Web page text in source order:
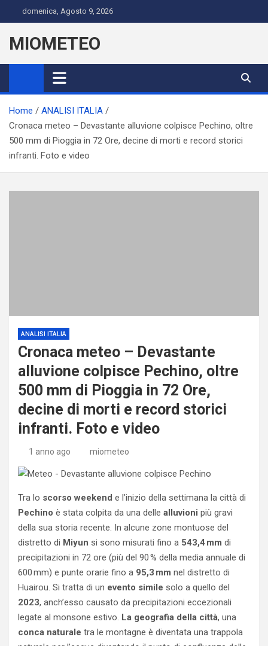
to
content
domenica, Agosto 9, 2026
MIOMETEO
Home
ANALISI ITALIA
Cronaca meteo – Devastante alluvione colpisce Pechino, oltre
500 mm di Pioggia in 72 Ore, decine di morti e record storici
infranti. Foto e video
ANALISI ITALIA
Cronaca meteo – Devastante
alluvione colpisce Pechino, oltre
500 mm di Pioggia in 72 Ore,
decine di morti e record storici
infranti. Foto e video
1 anno ago miometeo
Tra lo scorso weekend e l’inizio della settimana la città di
Pechino è stata colpita da una delle alluvioni più gravi
della sua storia recente. In alcune zone montuose del
distretto di Miyun si sono misurati fino a 543,4 mm di
precipitazioni in 72 ore (più del 90 % della media annuale di
600 mm) e punte orarie fino a 95,3 mm nel distretto di
Huairou. Si tratta di un evento simile solo a quello del
2023, anch’esso causato da precipitazioni eccezionali
legate al monsone estivo. La geografia della città, una
conca naturale tra le montagne è diventata una trappola